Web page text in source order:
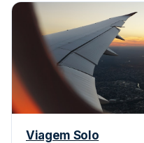
Viagem Solo